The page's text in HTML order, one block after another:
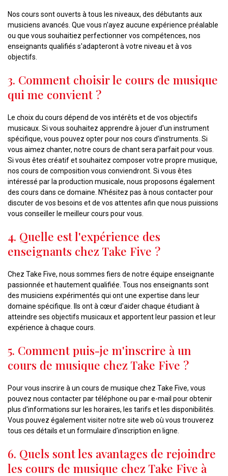
Nos cours sont ouverts à tous les niveaux, des débutants aux
musiciens avancés. Que vous n'ayez aucune expérience préalable
ou que vous souhaitiez perfectionner vos compétences, nos
enseignants qualifiés s'adapteront à votre niveau et à vos
objectifs.
3. Comment choisir le cours de musique
qui me convient ?
Le choix du cours dépend de vos intérêts et de vos objectifs
musicaux. Si vous souhaitez apprendre à jouer d'un instrument
spécifique, vous pouvez opter pour nos cours d'instruments. Si
vous aimez chanter, notre cours de chant sera parfait pour vous.
Si vous êtes créatif et souhaitez composer votre propre musique,
nos cours de composition vous conviendront. Si vous êtes
intéressé par la production musicale, nous proposons également
des cours dans ce domaine. N'hésitez pas à nous contacter pour
discuter de vos besoins et de vos attentes afin que nous puissions
vous conseiller le meilleur cours pour vous.
4. Quelle est l'expérience des
enseignants chez Take Five ?
Chez Take Five, nous sommes fiers de notre équipe enseignante
passionnée et hautement qualifiée. Tous nos enseignants sont
des musiciens expérimentés qui ont une expertise dans leur
domaine spécifique. Ils ont à cœur d'aider chaque étudiant à
atteindre ses objectifs musicaux et apportent leur passion et leur
expérience à chaque cours.
5. Comment puis-je m'inscrire à un
cours de musique chez Take Five ?
Pour vous inscrire à un cours de musique chez Take Five, vous
pouvez nous contacter par téléphone ou par e-mail pour obtenir
plus d'informations sur les horaires, les tarifs et les disponibilités.
Vous pouvez également visiter notre site web où vous trouverez
tous ces détails et un formulaire d'inscription en ligne.
6. Quels sont les avantages de rejoindre
les cours de musique chez Take Five à